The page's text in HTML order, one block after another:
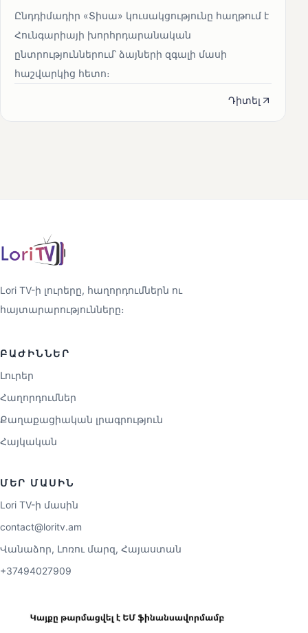
Ընդդիմադիր «Տիսա» կուսակցությունը հաղթում է
Հունգարիայի խորհրդարանական
ընտրություններում՝ ձայների զգալի մասի
հաշվարկից հետո։
Դիտել
Lori TV-ի լուրերը, հաղորդումներն ու
հայտարարությունները։
ԲԱԺԻՆՆԵՐ
Լուրեր
Հաղորդումներ
Քաղաքացիական լրագրություն
Հայկական
ՄԵՐ ՄԱՍԻՆ
Lori TV-ի մասին
contact@loritv.am
Վանաձոր, Լոռու մարզ, Հայաստան
+37494027909